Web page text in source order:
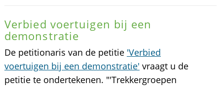
Verbied voertuigen bij een
demonstratie
De petitionaris van de petitie 'Verbied
voertuigen bij een demonstratie' vraagt u de
petitie te ondertekenen. "'Trekkergroepen